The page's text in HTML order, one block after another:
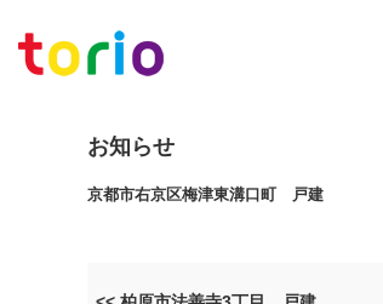
お知らせ
京都市右京区梅津東溝口町 戸建